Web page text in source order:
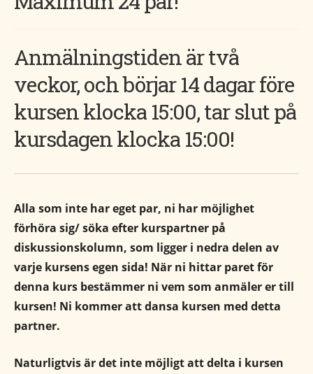
Anmälningstiden är två
veckor, och börjar 14 dagar före
kursen klocka 15:00, tar slut på
kursdagen klocka 15:00!
Alla som inte har eget par, ni har möjlighet
förhöra sig/ söka efter kurspartner på
diskussionskolumn, som ligger i nedra delen av
varje kursens egen sida! När ni hittar paret för
denna kurs bestämmer ni vem som anmäler er till
kursen! Ni kommer att dansa kursen med detta
partner.
Naturligtvis är det inte möjligt att delta i kursen